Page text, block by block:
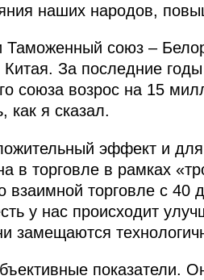
наших народов,
союз –
За последние
союза возрос на 15
как я сказал.
эффект и
в торговле в рамках
взаимной торговле с
у нас происходит
замещаются
показатели.